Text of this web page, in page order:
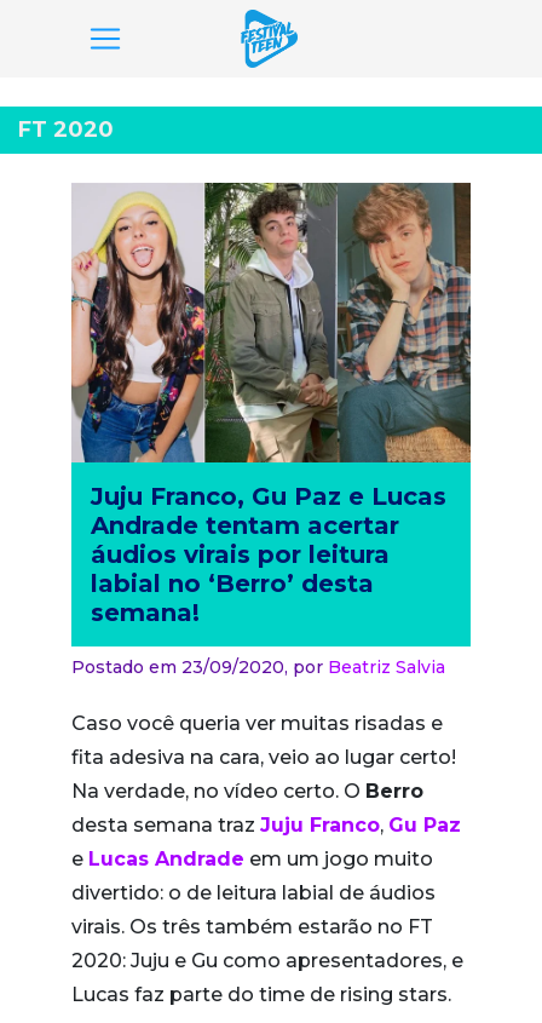
para
o
conteúdo
FT 2020
Juju Franco, Gu Paz e Lucas
Andrade tentam acertar
áudios virais por leitura
labial no ‘Berro’ desta
semana!
Postado em 23/09/2020, por Beatriz Salvia
Caso você queria ver muitas risadas e
fita adesiva na cara, veio ao lugar certo!
Na verdade, no vídeo certo. O Berro
desta semana traz Juju Franco, Gu Paz
e Lucas Andrade em um jogo muito
divertido: o de leitura labial de áudios
virais. Os três também estarão no FT
2020: Juju e Gu como apresentadores, e
Lucas faz parte do time de rising stars.